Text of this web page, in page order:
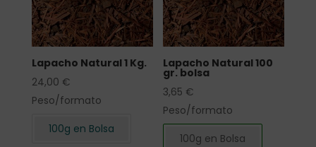
Lapacho Natural 1 Kg.
24,00 €
Peso/formato
100g en Bolsa
Lapacho Natural 100
gr. bolsa
3,65 €
Peso/formato
100g en Bolsa